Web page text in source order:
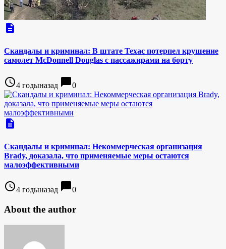
description
Скандалы и криминал: В штате Техас потерпел крушение
самолет McDonnell Douglas с пассажирами на борту
access_time4 годыназад chat_bubble0
description
Скандалы и криминал: Некоммерческая организация
Brady, доказала, что применяемые меры остаются
малоэффективными
access_time4 годыназад chat_bubble0
About the author